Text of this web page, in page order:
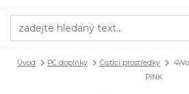
Úvod PC doplňky Čistící prostředky
PINK